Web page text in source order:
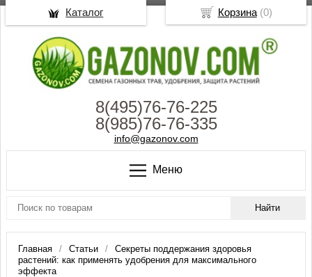
8(495)76-76-225
8(985)76-76-335
info@gazonov.com
Меню
Главная Статьи
Секреты поддержания здоровья
растений: как применять удобрения для максимального
эффекта
Корзина(0)
Каталог